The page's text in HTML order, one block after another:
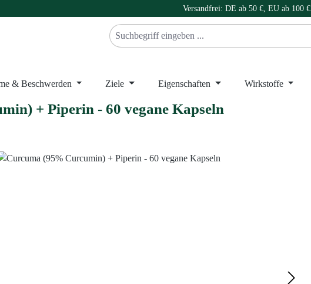
Versandfrei: DE ab 50 €, EU ab 100 €
& Beschwerden Ziele Eigenschaften Wirkstoffe
+ Piperin - 60 vegane Kapseln